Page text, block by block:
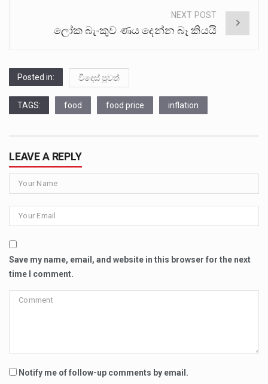
NEXT POST
ලෝක බැංකුව ණය දෙන්න බෑ කියයි
Posted in: විදෙස් පුවත්
TAGS: food food price inflation
LEAVE A REPLY
Save my name, email, and website in this browser for the next
time I comment.
Notify me of follow-up comments by email.